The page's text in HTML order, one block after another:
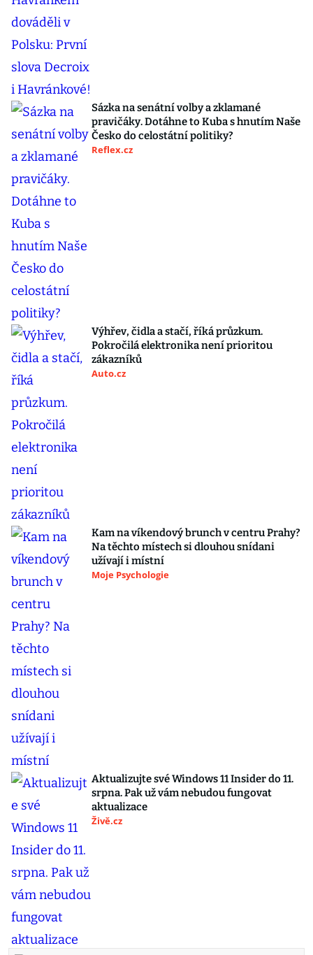
Sázka na senátní volby a zklamané
pravičáky. Dotáhne to Kuba s hnutím Naše
Česko do celostátní politiky?
Reflex.cz
Výhřev, čidla a stačí, říká průzkum.
Pokročilá elektronika není prioritou
zákazníků
Auto.cz
Kam na víkendový brunch v centru Prahy?
Na těchto místech si dlouhou snídani
užívají i místní
Moje Psychologie
Aktualizujte své Windows 11 Insider do 11.
srpna. Pak už vám nebudou fungovat
aktualizace
Živě.cz